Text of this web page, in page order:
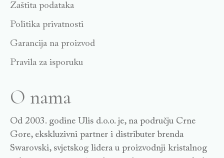
Zaštita podataka
Politika privatnosti
Garancija na proizvod
Pravila za isporuku
O nama
Od 2003. godine Ulis d.o.o. je, na području Crne
Gore, ekskluzivni partner i distributer brenda
Swarovski, svjetskog lidera u proizvodnji kristalnog